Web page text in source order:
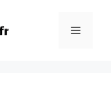
Menu